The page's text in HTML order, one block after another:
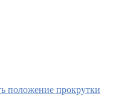
положение прокрутки